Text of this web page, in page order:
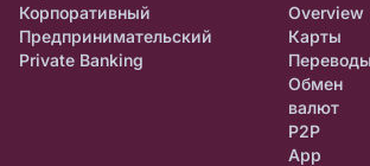
Корпоративный
Предпринимательский
Private Banking
Overview
Карты
Переводы
Обмен
валют
P2P
App